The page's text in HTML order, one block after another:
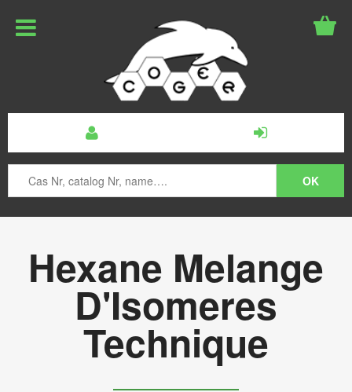
Hexane Melange
D'Isomeres
Technique